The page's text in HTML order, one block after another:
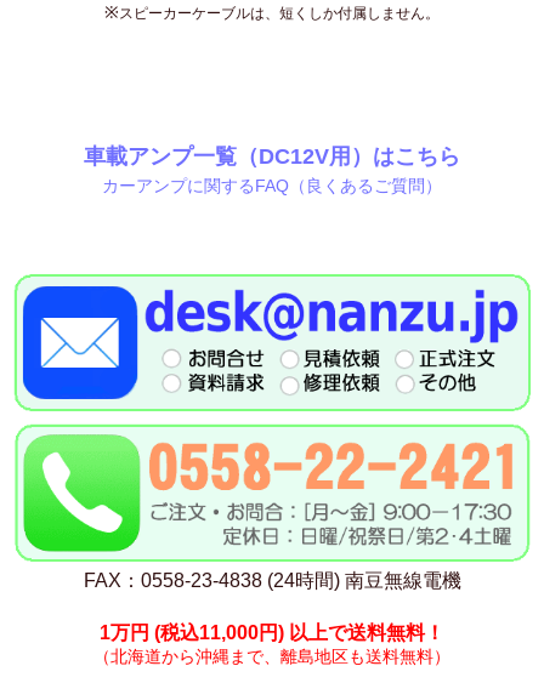
※スピーカーケーブルは、短くしか付属しません。
車載アンプ一覧（DC12V用）はこちら
カーアンプに関するFAQ（良くあるご質問）
FAX：0558-23-4838 (24時間) 南豆無線電機
1万円 (税込11,000円) 以上で送料無料！
（北海道から沖縄まで、離島地区も送料無料）